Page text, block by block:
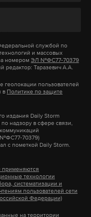
за
и налаживание
в этом
в Иордании.
деэскалации
при
общения Путина
США назначили
Украине. Главы
канала
украинских
протокола.
службой по
и массовых
номером ЭЛ №ФС77-70379
редактор: Таразевич А.А.
геолокации пользователей
в Политике по защите
издания Daily Storm
надзору в сфере связи,
№ФС77-70379)
с пометкой Daily Storm.
применяются
технологии
систематизации и
пользователей сети
Федерации)
на территории